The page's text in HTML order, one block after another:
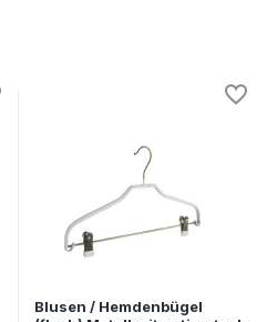
Blusen / Hemdenbügel